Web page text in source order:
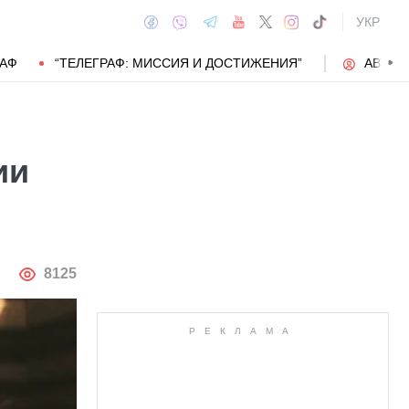
УКР
“ТЕЛЕГРАФ: МИССИЯ И ДОСТИЖЕНИЯ”
АВТОР
8125